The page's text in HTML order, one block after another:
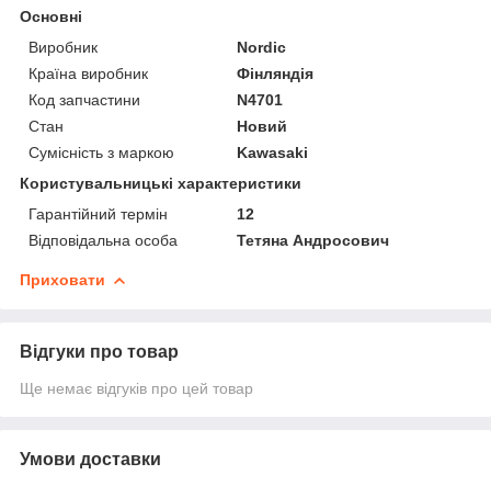
Основні
Виробник
Nordic
Країна виробник
Фінляндія
Код запчастини
N4701
Стан
Новий
Сумісність з маркою
Kawasaki
Користувальницькі характеристики
Гарантійний термін
12
Відповідальна особа
Тетяна Андросович
Приховати
Відгуки про товар
Ще немає відгуків про цей товар
Умови доставки